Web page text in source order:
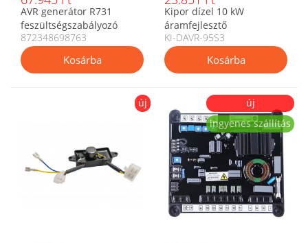
AVR generátor R731
feszültségszabályozó
872348698763
872348698763
Kipor dízel 10 kW
áramfejlesztő
feszültségszabályozó KI-
DAVR-95S3
KI-DAVR-95S3
új
új
ingyenes szállítás